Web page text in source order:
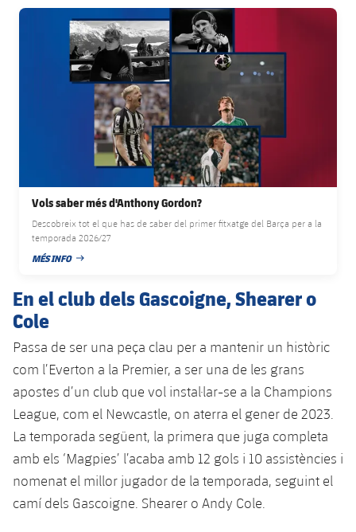
Fotos
Palmarès
Història
Aleví
Calendari
Entrades
Resultats
Classificació
Jugadors
Fotos
Història
Palmarès
Actualitat
Calendari
Resultats
Jugadors
Classificació
Base
plusicon
més
Actualitat
Barça C
Junior
Infantil
Campus Estiu
PLUSICON
Informació general
plusicon
Notícies
Atletisme
plusicon
més
Actualitat
Agenda
Bàsquet en cadira de rodes
plusicon
més
Actualitat
Calendari
Resultats
Classificació
Hockey gel
plusicon
més
Jugadors
Calendari
Resultats
Classificació
plusicon
més
Notícies
Hockey Herba Masculí
Hockey Herba Femení
plusicon
més
Actualitat
Plantilla
Agenda
Escola de Patinatge
Rugby
Actualitat
Voleibol
FC Barcelona club badge
Vols saber més d'Anthony Gordon?
Descobreix tot el que has de saber del primer fitxatge del Barça per a la
temporada 2026/27
MÉS INFO
DATA DE PUBLICACIÓ
En el club dels Gascoigne, Shearer o
Cole
Passa de ser una peça clau per a mantenir un històric
com l’Everton a la Premier, a ser una de les grans
apostes d’un club que vol instal·lar-se a la Champions
League, com el Newcastle, on aterra el gener de 2023.
La temporada següent, la primera que juga completa
amb els ‘Magpies’ l’acaba amb 12 gols i 10 assistències i
nomenat el millor jugador de la temporada, seguint el
camí dels Gascoigne. Shearer o Andy Cole.